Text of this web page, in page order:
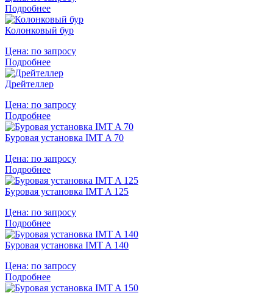
Подробнее
Колонковый бур
Цена: по запросу
Подробнее
Дрейтеллер
Цена: по запросу
Подробнее
Буровая установка IMT A 70
Цена: по запросу
Подробнее
Буровая установка IMT A 125
Цена: по запросу
Подробнее
Буровая установка IMT A 140
Цена: по запросу
Подробнее